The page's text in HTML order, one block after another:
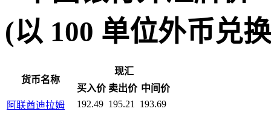
(以 100 单位外币兑
货币名称
现汇
买入价 卖出价 中间价
阿联酋迪拉姆
192.49 195.21
193.69